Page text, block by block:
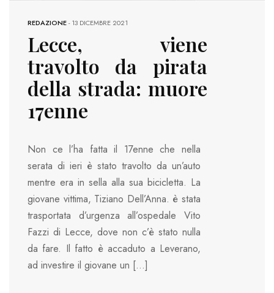
REDAZIONE-13 DICEMBRE 2021
Lecce, viene
travolto da pirata
della strada: muore
17enne
Non ce l’ha fatta il 17enne che nella
serata di ieri è stato travolto da un’auto
mentre era in sella alla sua bicicletta. La
giovane vittima, Tiziano Dell’Anna. è stata
trasportata d’urgenza all’ospedale Vito
Fazzi di Lecce, dove non c’è stato nulla
da fare. Il fatto è accaduto a Leverano,
ad investire il giovane un […]